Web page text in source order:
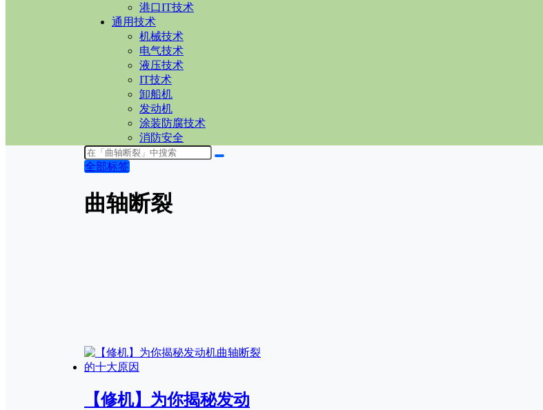
港口IT技术
通用技术
机械技术
电气技术
液压技术
IT技术
卸船机
发动机
涂装防腐技术
消防安全
全部标签
曲轴断裂
【修机】为你揭秘发动